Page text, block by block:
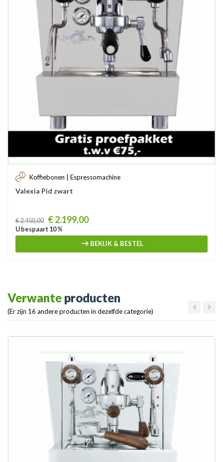
Koffiebonen | Espressomachine
Valexia Pid zwart
Prijs
€ 2.450,00 € 2.199,00
U bespaart 10 %
BEKIJK & BESTEL
Verwante producten
(Er zijn 16 andere producten in dezelfde categorie)